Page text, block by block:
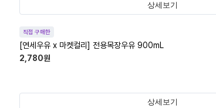
상세보기
직접 구매한
[연세우유 x 마켓컬리] 전용목장우유 900mL
2,780원
상세보기